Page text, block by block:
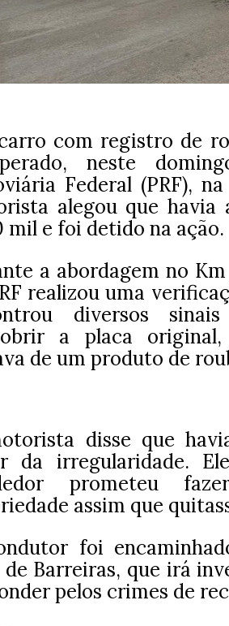
com registro de
neste
Federal (PRF),
alegou que
mil e foi detido na ação.
a abordagem no
realizou uma
diversos
a placa
de um produto de
disse que
da irregularidade.
prometeu
assim que
foi
Barreiras, que irá
pelos crimes de